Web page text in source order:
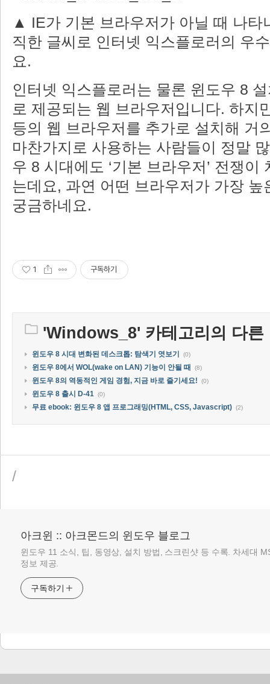
▲ IE가 기본 브라우저가 아닐 때 나타
직한 글씨로 인터넷 익스플로러의 우
요.
인터넷 익스플로러는 물론 윈도우 8
로 제공되는 웹 브라우저입니다. 하지
등의 웹 브라우저를 추가로 설치해 거
마찬가지로 사용하는 사람들이 정말
우 8 시대에도 ‘기본 브라우저’ 전쟁이
는데요, 과연 어떤 브라우저가 가장 높
궁금하네요.
1 구독하기
'Windows_8' 카테고리의 다른
윈도우 8 시대 변화된 데스크톱: 탐색기 엿보기 (0)
윈도우 8에서 WOL(wake on LAN) 기능이 안될 때 (8)
윈도우 8의 역동적인 게임 경험, 지금 바로 즐기세요! (0)
윈도우 8 출시 D-41 (0)
무료 ebook: 윈도우 8 앱 프로그래밍(HTML, CSS, Javascript) (2)
/
아크윈 :: 아크몬드의 윈도우 블로그
윈도우 11 소식, 팁, 동영상, 설치 방법, 스크린샷 등 수록. 차세대
정보 제공.
구독하기